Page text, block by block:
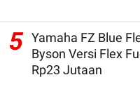
5 Yamaha FZ Blue
Byson Versi Flex
Rp23 Jutaan